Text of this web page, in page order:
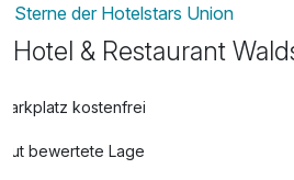
pro Tag
Obstkorb
Romantisch dekoriertes
Sterne der Hotelstars Union
Hotel & Restaurant
Parkplatz kostenfrei
Gut bewertete Lage